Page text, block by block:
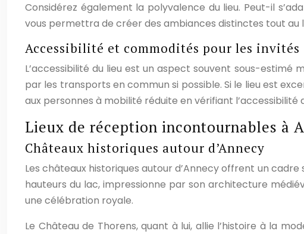
Considérez également la polyvalence du lieu. Peut-il
vous permettra de créer des ambiances distinctes tout au
Accessibilité et commodités pour les invités
L’accessibilité du lieu est un aspect souvent sous-
par les transports en commun si possible. Si le lieu est
aux personnes à mobilité réduite en vérifiant l’accessibilité
Lieux de réception incontournables à
Châteaux historiques autour d’Annecy
Les châteaux historiques autour d’Annecy offrent un
hauteurs du lac, impressionne par son architecture
une célébration royale.
Le Château de Thorens, quant à lui, allie l’histoire à la